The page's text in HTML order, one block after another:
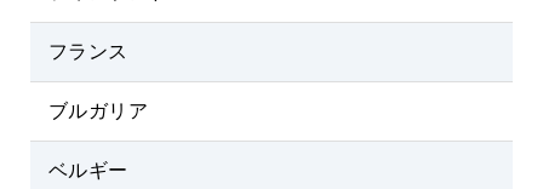
フランス
ブルガリア
ベルギー